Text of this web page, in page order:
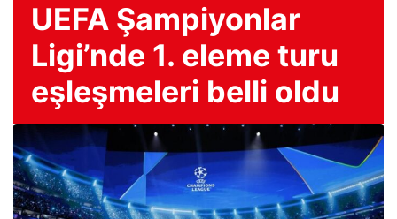
UEFA Şampiyonlar
Ligi’nde 1. eleme turu
eşleşmeleri belli oldu